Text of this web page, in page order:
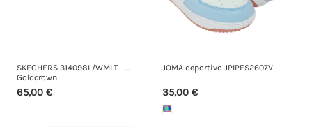
SKECHERS 314098L/WMLT - J.
Goldcrown
65,00 €
JOMA deportivo JPIPES2607V
35,00 €